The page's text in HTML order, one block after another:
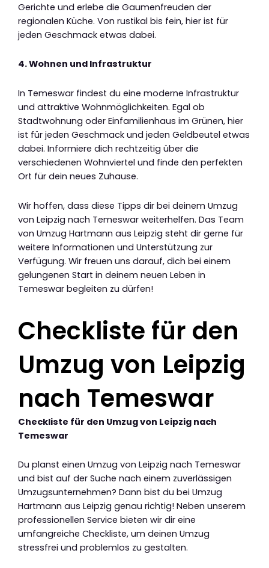
Gerichte und erlebe die Gaumenfreuden der
regionalen Küche. Von rustikal bis fein, hier ist für
jeden Geschmack etwas dabei.
4. Wohnen und Infrastruktur
In Temeswar findest du eine moderne Infrastruktur
und attraktive Wohnmöglichkeiten. Egal ob
Stadtwohnung oder Einfamilienhaus im Grünen, hier
ist für jeden Geschmack und jeden Geldbeutel etwas
dabei. Informiere dich rechtzeitig über die
verschiedenen Wohnviertel und finde den perfekten
Ort für dein neues Zuhause.
Wir hoffen, dass diese Tipps dir bei deinem Umzug
von Leipzig nach Temeswar weiterhelfen. Das Team
von Umzug Hartmann aus Leipzig steht dir gerne für
weitere Informationen und Unterstützung zur
Verfügung. Wir freuen uns darauf, dich bei einem
gelungenen Start in deinem neuen Leben in
Temeswar begleiten zu dürfen!
Checkliste für den
Umzug von Leipzig
nach Temeswar
Checkliste für den Umzug von Leipzig nach
Temeswar
Du planst einen Umzug von Leipzig nach Temeswar
und bist auf der Suche nach einem zuverlässigen
Umzugsunternehmen? Dann bist du bei Umzug
Hartmann aus Leipzig genau richtig! Neben unserem
professionellen Service bieten wir dir eine
umfangreiche Checkliste, um deinen Umzug
stressfrei und problemlos zu gestalten.